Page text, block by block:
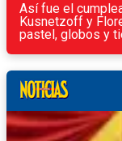
Así fue el
Kusnetzoff y
pastel, globos y